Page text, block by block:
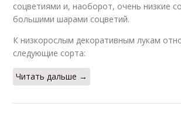
соцветиями и, наоборот, очень низкие
большими шарами соцветий.
К низкорослым декоративным лукам
следующие сорта:
Читать дальше →